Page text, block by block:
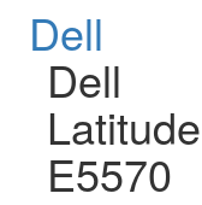
Dell
Dell
Latitude
E5570